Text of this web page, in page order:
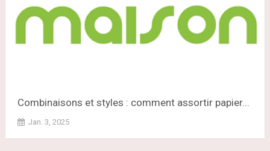
Combinaisons et styles : comment assortir papier...
Jan. 3, 2025